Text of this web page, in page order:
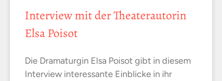
Interview mit der Theaterautorin
Elsa Poisot
Die Dramaturgin Elsa Poisot gibt in diesem
Interview interessante Einblicke in ihr